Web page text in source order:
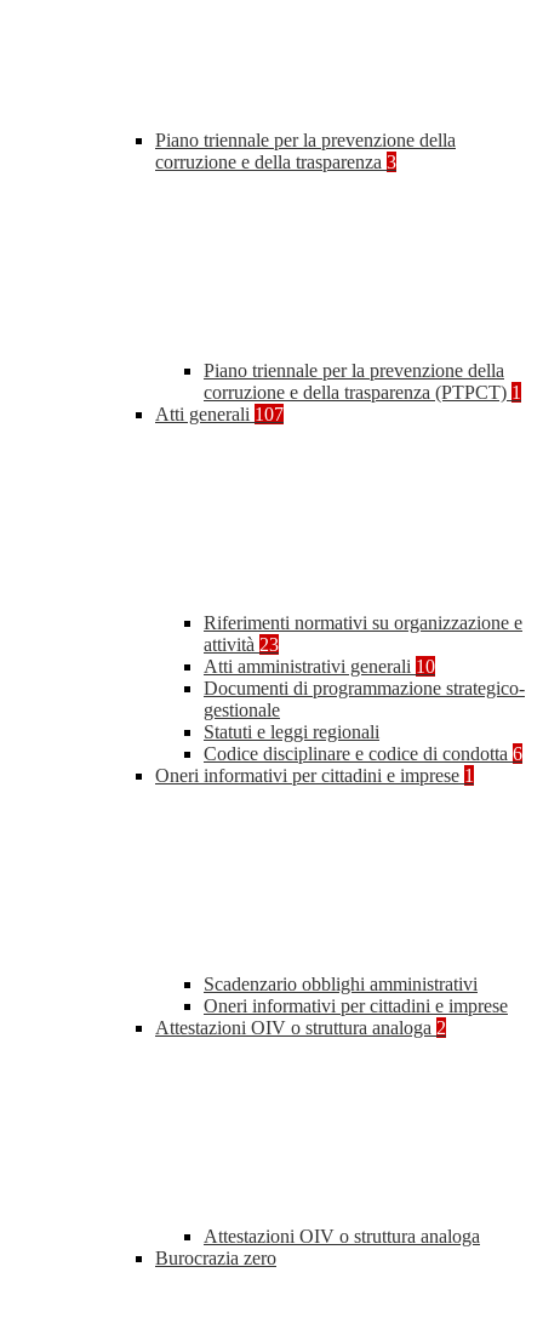
Piano triennale per la prevenzione della
corruzione e della trasparenza 3
Piano triennale per la prevenzione della
corruzione e della trasparenza (PTPCT) 1
Atti generali 107
Riferimenti normativi su organizzazione e
attività 23
Atti amministrativi generali 10
Documenti di programmazione strategico-
gestionale
Statuti e leggi regionali
Codice disciplinare e codice di condotta 6
Oneri informativi per cittadini e imprese 1
Scadenzario obblighi amministrativi
Oneri informativi per cittadini e imprese
Attestazioni OIV o struttura analoga 2
Attestazioni OIV o struttura analoga
Burocrazia zero